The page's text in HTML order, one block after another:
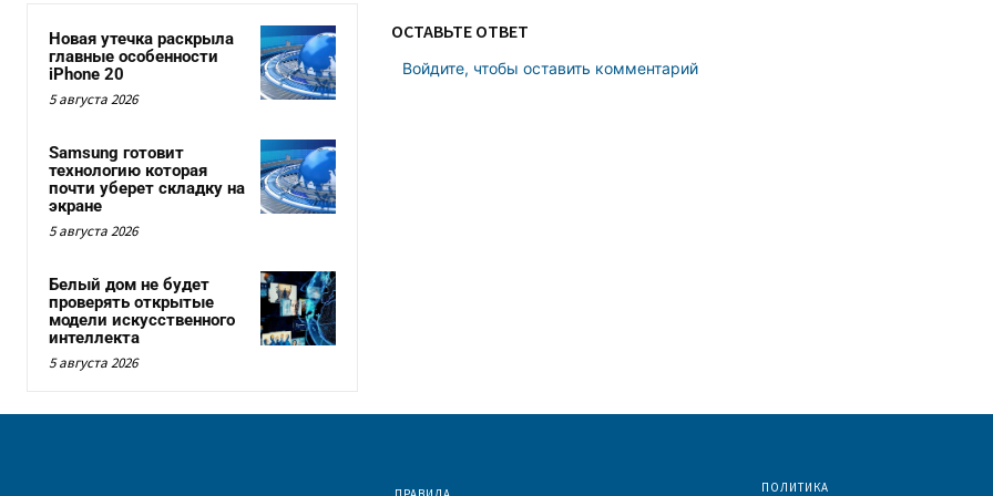
Новая утечка раскрыла
главные особенности
iPhone 20
5 августа 2026
Samsung готовит
технологию которая
почти уберет складку на
экране
5 августа 2026
Белый дом не будет
проверять открытые
модели искусственного
интеллекта
5 августа 2026
ОСТАВЬТЕ ОТВЕТ
Войдите, чтобы оставить комментарий
ПОЛИТИКА